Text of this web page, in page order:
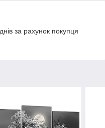
за рахунок покупця